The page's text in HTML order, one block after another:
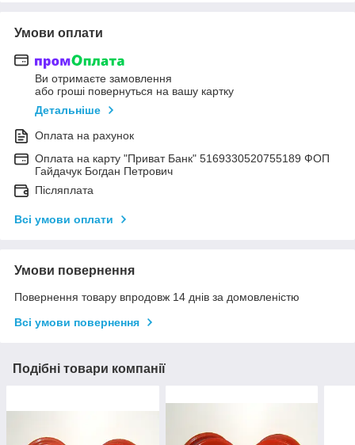
Умови оплати
Ви отримаєте замовлення
або гроші повернуться на вашу картку
Детальніше
Оплата на рахунок
Оплата на карту "Приват Банк" 5169330520755189 ФОП
Гайдачук Богдан Петрович
Післяплата
Всі умови оплати
Умови повернення
Повернення товару впродовж 14 днів за домовленістю
Всі умови повернення
Подібні товари компанії